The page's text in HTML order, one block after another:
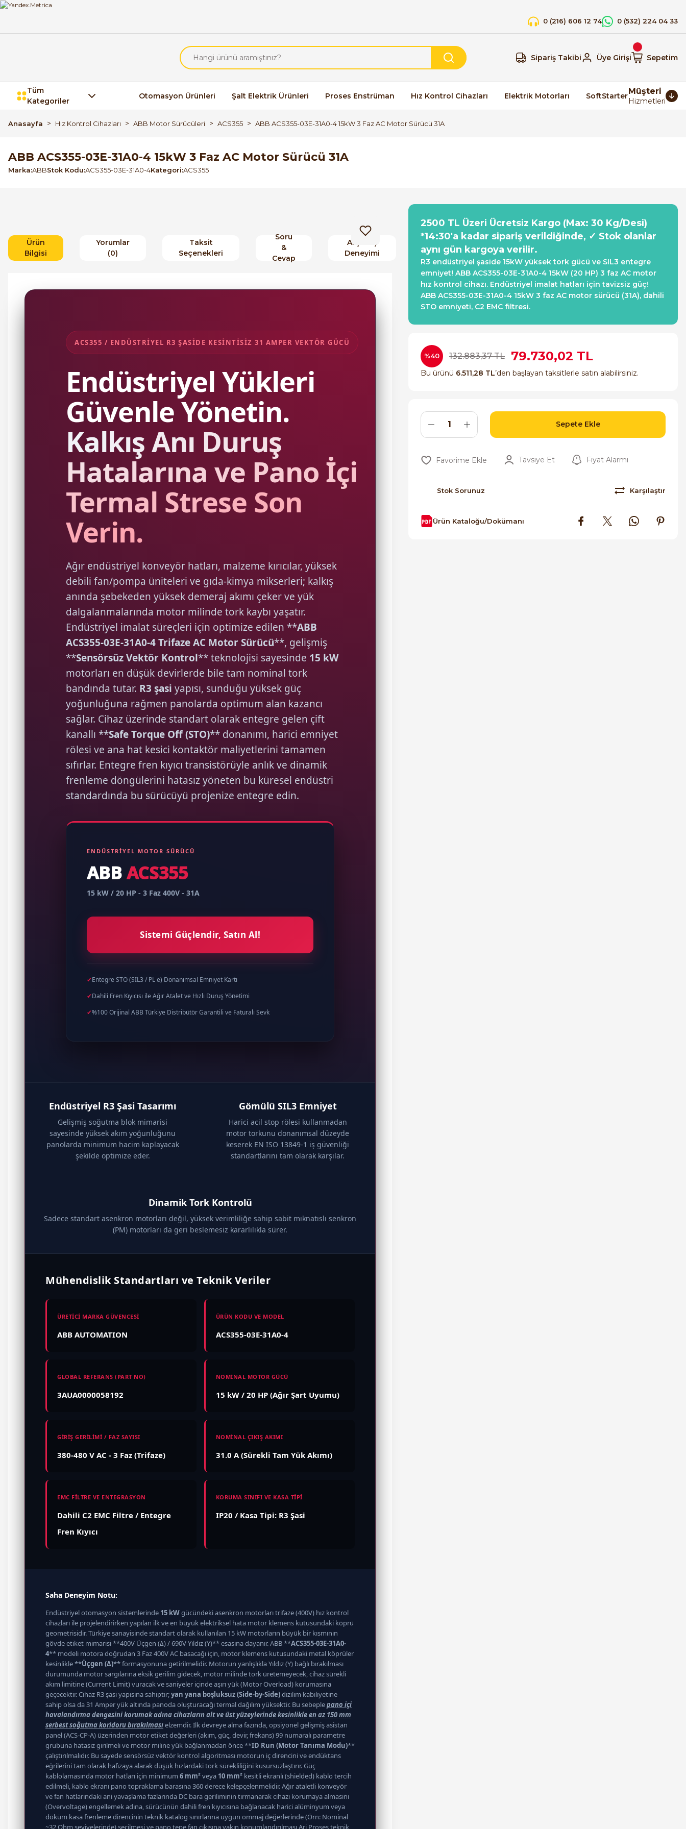
0 (216) 606 12 74 0 (532) 224 04 33
Sipariş Takibi Üye Girişi Sepetim
Tüm
Kategoriler
Otomasyon Ürünleri Şalt Elektrik Ürünleri Proses Enstrüman Hız Kontrol Cihazları Elektrik Motorları SoftStarterMüşteri
Hizmetleri
Anasayfa Hız Kontrol Cihazları ABB Motor Sürücüleri ACS355 ABB ACS355-03E-31A0-4 15kW 3 Faz AC Motor Sürücü 31A
ABB ACS355-03E-31A0-4 15kW 3 Faz AC Motor Sürücü 31A
Marka ABBStok Kodu ACS355-03E-31A0-4Kategori ACS355
Ürün
Bilgisi
Yorumlar
(0)
Taksit
Seçenekleri
Soru
&
Cevap
Alışveriş
Deneyimi
ACS355 / ENDÜSTRİYEL R3 ŞASİDE KESİNTİSİZ 31 AMPER VEKTÖR GÜCÜ
Endüstriyel Yükleri
Güvenle Yönetin.
Kalkış Anı Duruş
Hatalarına ve Pano İçi
Termal Strese Son
Verin.
Ağır endüstriyel konveyör hatları, malzeme kırıcılar, yüksek
debili fan/pompa üniteleri ve gıda-kimya mikserleri; kalkış
anında şebekeden yüksek demeraj akımı çeker ve yük
dalgalanmalarında motor milinde tork kaybı yaşatır.
Endüstriyel imalat süreçleri için optimize edilen **ABB
ACS355-03E-31A0-4 Trifaze AC Motor Sürücü**, gelişmiş
**Sensörsüz Vektör Kontrol** teknolojisi sayesinde 15 kW
motorları en düşük devirlerde bile tam nominal tork
bandında tutar. R3 şasi yapısı, sunduğu yüksek güç
yoğunluğuna rağmen panolarda optimum alan kazancı
sağlar. Cihaz üzerinde standart olarak entegre gelen çift
kanallı **Safe Torque Off (STO)** donanımı, harici emniyet
rölesi ve ana hat kesici kontaktör maliyetlerini tamamen
sıfırlar. Entegre fren kıyıcı transistörüyle anlık ve dinamik
frenleme döngülerini hatasız yöneten bu küresel endüstri
standardında bu sürücüyü projenize entegre edin.
ENDÜSTRİYEL MOTOR SÜRÜCÜ
ABBACS355
15 kW / 20 HP - 3 Faz 400V - 31A
Sistemi Güçlendir, Satın Al!
✔Entegre STO (SIL3 / PL e) Donanımsal Emniyet Kartı
✔Dahili Fren Kıyıcısı ile Ağır Atalet ve Hızlı Duruş Yönetimi
✔%100 Orijinal ABB Türkiye Distribütör Garantili ve Faturalı Sevk
Endüstriyel R3 Şasi Tasarımı
Gelişmiş soğutma blok mimarisi
sayesinde yüksek akım yoğunluğunu
panolarda minimum hacim kaplayacak
şekilde optimize eder.
Gömülü SIL3 Emniyet
Harici acil stop rölesi kullanmadan
motor torkunu donanımsal düzeyde
keserek EN ISO 13849-1 iş güvenliği
standartlarını tam olarak karşılar.
Dinamik Tork Kontrolü
Sadece standart asenkron motorları değil, yüksek verimliliğe sahip sabit mıknatıslı senkron
(PM) motorları da geri beslemesiz kararlılıkla sürer.
Mühendislik Standartları ve Teknik Veriler
ÜRETİCİ MARKA GÜVENCESİ
ABB AUTOMATION
ÜRÜN KODU VE MODEL
ACS355-03E-31A0-4
GLOBAL REFERANS (PART NO)
3AUA0000058192
NOMİNAL MOTOR GÜCÜ
15 kW / 20 HP (Ağır Şart Uyumu)
GİRİŞ GERİLİMİ / FAZ SAYISI
380-480 V AC - 3 Faz (Trifaze)
NOMİNAL ÇIKIŞ AKIMI
31.0 A (Sürekli Tam Yük Akımı)
EMC FİLTRE VE ENTEGRASYON
Dahili C2 EMC Filtre / Entegre
Fren Kıyıcı
KORUMA SINIFI VE KASA TİPİ
IP20 / Kasa Tipi: R3 Şasi
Saha Deneyim Notu:
Endüstriyel otomasyon sistemlerinde 15 kWgücündeki asenkron motorları trifaze (400V) hız kontrol
cihazları ile projelendirirken yapılan ilk ve en büyük elektriksel hata motor klemens kutusundaki köprü
geometrisidir. Türkiye sanayisinde standart olarak kullanılan 15 kW motorların büyük bir kısmının
gövde etiket mimarisi **400V Üçgen (Δ) / 690V Yıldız (Y)** esasına dayanır. ABB **ACS355-03E-31A0-
4** modeli motora doğrudan 3 Faz 400V AC basacağı için, motor klemens kutusundaki metal köprüler
kesinlikle **Üçgen (Δ)** formasyonuna getirilmelidir. Motorun yanlışlıkla Yıldız (Y) bağlı bırakılması
durumunda motor sargılarına eksik gerilim gidecek, motor milinde tork üretemeyecek, cihaz sürekli
akım limitine (Current Limit) vuracak ve saniyeler içinde aşırı yük (Motor Overload) korumasına
geçecektir. Cihaz R3 şasi yapısına sahiptir;yan yana boşluksuz (Side-by-Side)dizilim kabiliyetine
sahip olsa da 31 Amper yük altında panoda oluşturacağı termal dağılım yüksektir. Bu sebeplepano içi
havalandırma dengesini korumak adına cihazların alt ve üst yüzeylerinde kesinlikle en az 150 mm
serbest soğutma koridoru bırakılmasıelzemdir. İlk devreye alma fazında, opsiyonel gelişmiş asistan
panel (ACS-CP-A) üzerinden motor etiket değerleri (akım, güç, devir, frekans) 99 numaralı parametre
grubuna hatasız girilmeli ve motor miline yük bağlanmadan önce **ID Run (Motor Tanıma Modu)**
çalıştırılmalıdır. Bu sayede sensörsüz vektör kontrol algoritması motorun iç direncini ve endüktans
eğrilerini tam olarak hafızaya alarak düşük hızlardaki tork sürekliliğini kusursuzlaştırır. Güç
kablolamasında motor hatları için minimum 6 mm²veya 10 mm² kesitli ekranlı (shielded) kablo tercih
edilmeli, kablo ekranı pano topraklama barasına 360 derece kelepçelenmelidir. Ağır ataletli konveyör
ve fan hatlarındaki ani yavaşlama fazlarında DC bara geriliminin tırmanarak cihazı korumaya almasını
(Overvoltage) engellemek adına, sürücünün dahili fren kıyıcısına bağlanacak harici alüminyum veya
döküm kasa frenleme direncinin teknik katalog sınırlarına uygun ommaj değerlerinde (Örn: Nominal
~32 Ohm seviyelerinde) seçilmesi ve pano tepe fan çıkışına yakın konumlandırılması Ari Proses teknik
2500 TL Üzeri Ücretsiz Kargo (Max: 30 Kg/Desi)
*14:30'a kadar sipariş verildiğinde, ✓ Stok olanlar
aynı gün kargoya verilir.
R3 endüstriyel şaside 15kW yüksek tork gücü ve SIL3 entegre
emniyet! ABB ACS355-03E-31A0-4 15kW (20 HP) 3 faz AC motor
hız kontrol cihazı. Endüstriyel imalat hatları için tavizsiz güç!
ABB ACS355-03E-31A0-4 15kW 3 faz AC motor sürücü (31A), dahili
STO emniyeti, C2 EMC filtresi.
%40 132.883,37 TL 79.730,02 TL
Bu ürünü 6.511,28 TL’den başlayan taksitlerle satın alabilirsiniz.
Sepete Ekle
Tavsiye Et Fiyat Alarmı
Stok Sorunuz Karşılaştır
Ürün Kataloğu/Dokümanı